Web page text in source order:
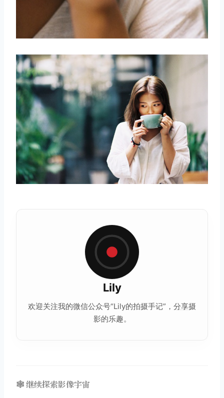
Lily
欢迎关注我的微信公众号“Lily的拍摄手记”， 分享摄
影的乐趣。
🕸️ 继续探索影像宇宙